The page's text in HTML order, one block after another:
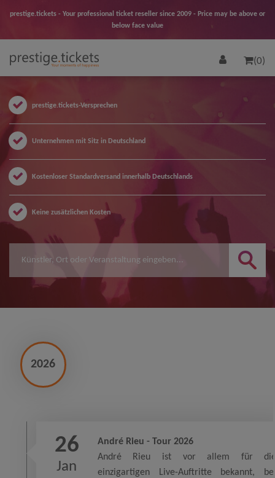
prestige.tickets - Your professional ticket reseller since 2009 - Price may be above or
below face value
(0)
prestige.tickets-Versprechen
Unternehmen mit Sitz in Deutschland
Kostenloser Standardversand innerhalb Deutschlands
Keine zusätzlichen Kosten
2026
26
Jan
André Rieu - Tour 2026
André Rieu ist vor allem für
einzigartigen Live-Auftritte bekannt,